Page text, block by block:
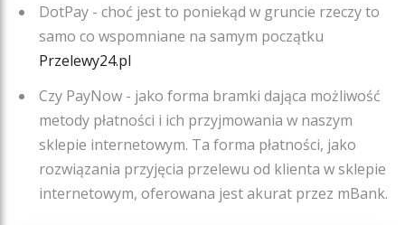
DotPay - choć jest to poniekąd w gruncie rzeczy to
samo co wspomniane na samym początku
Przelewy24.pl
Czy PayNow - jako forma bramki dająca możliwość
metody płatności i ich przyjmowania w naszym
sklepie internetowym. Ta forma płatności, jako
rozwiązania przyjęcia przelewu od klienta w sklepie
internetowym, oferowana jest akurat przez mBank.